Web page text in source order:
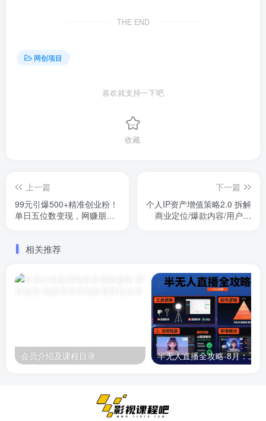
THE END
网创项目
喜欢就支持一下吧
收藏
上一篇
99元引爆500+精准创业粉！
单日五位数变现，网赚朋友
下一篇
个人IP资产增值策略2.0 拆解
商业定位/爆款内容/用户运
相关推荐
会员介绍及课程目录